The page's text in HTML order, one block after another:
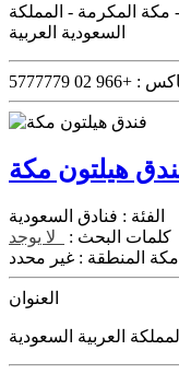
- مكة المكرمة - المملكة
السعودية العربية
:
+966 02 5777779
هيلتون مكة
الفئة : فنادق السعودية
كلمات البحث :
لا يوجد
مكة المنطقة : غير محدد
العنوان
العربية السعودية